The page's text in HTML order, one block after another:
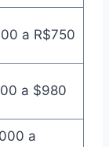
a R$750
a $980
a